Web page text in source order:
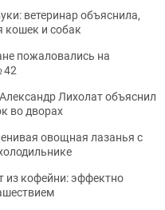
ветеринар объяснила,
кошек и собак
пожаловались на
42
Лихолат объяснил
во дворах
овощная лазанья с
из кофейни: эффектно